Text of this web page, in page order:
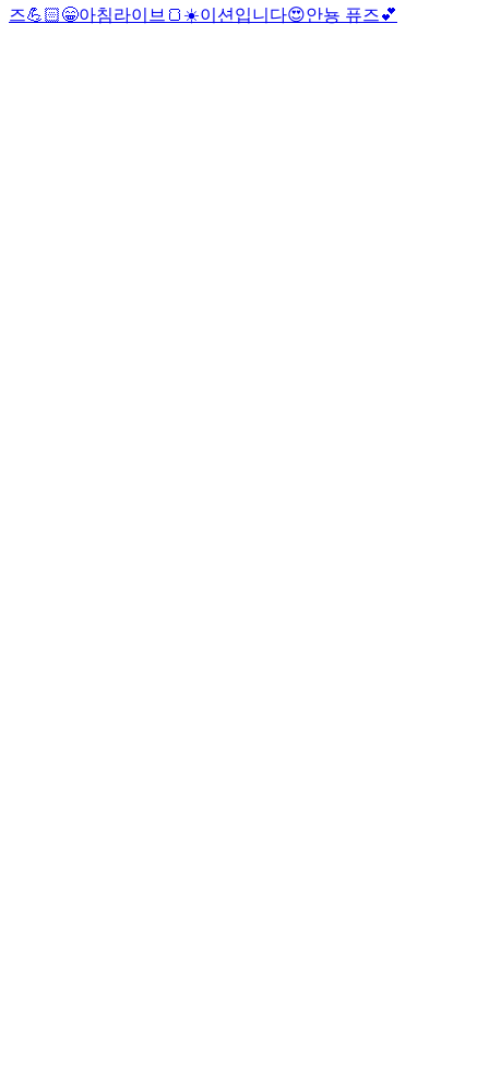
즈💪🏻😁아침라이브🍞☀️이션입니다😍안뇽 퓨즈💕